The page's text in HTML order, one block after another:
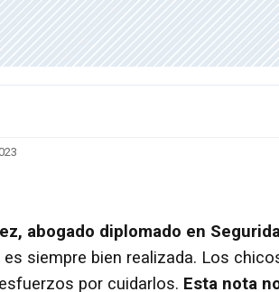
abogado diplomado en
siempre bien realizada. Los
por cuidarlos. Esta nota